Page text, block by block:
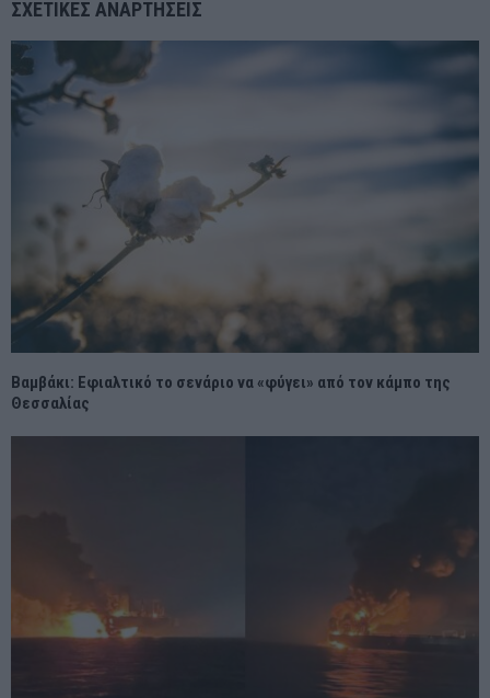
ΣΧΕΤΙΚΈΣ ΑΝΑΡΤΉΣΕΙΣ
Βαμβάκι: Εφιαλτικό το σενάριο να «φύγει» από τον κάμπο της
Θεσσαλίας